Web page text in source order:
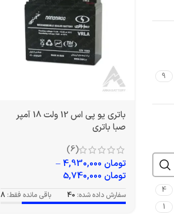
9
4
1
باتری یو پی اس 12 ولت 18 آمپر
صبا باتری
(6)
تومان
–
تومان
سفارش داده شده: 40 باقی مانده فقط: 8